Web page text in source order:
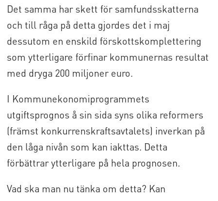
Det samma har skett för samfundsskatterna
och till råga på detta gjordes det i maj
dessutom en enskild förskottskomplettering
som ytterligare förfinar kommunernas resultat
med dryga 200 miljoner euro.
I Kommunekonomiprogrammets
utgiftsprognos å sin sida syns olika reformers
(främst konkurrenskraftsavtalets) inverkan på
den låga nivån som kan iakttas. Detta
förbättrar ytterligare på hela prognosen.
Vad ska man nu tänka om detta? Kan